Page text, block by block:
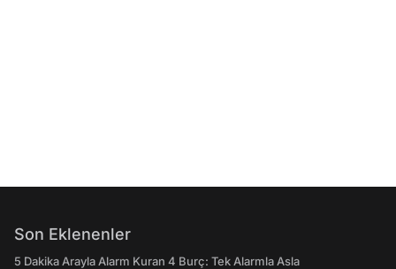
Son Eklenenler
5 Dakika Arayla Alarm Kuran 4 Burç: Tek Alarmla Asla